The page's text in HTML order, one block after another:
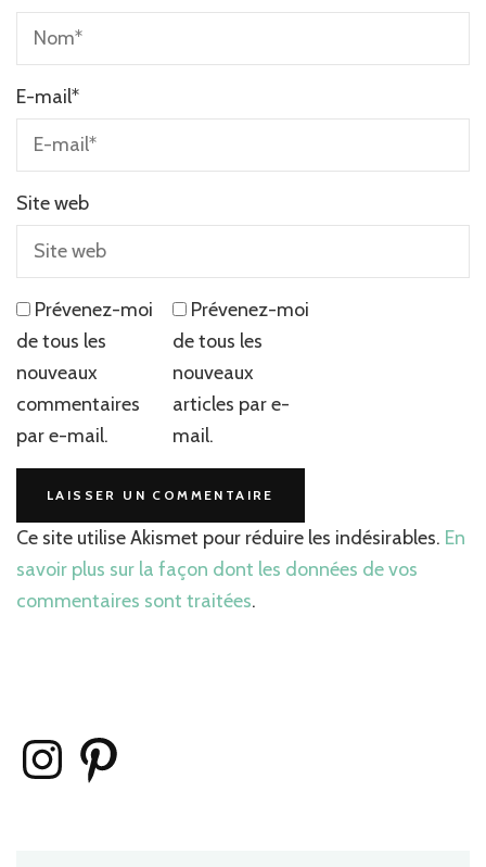
E-mail*
Site web
Prévenez-moi
de tous les
nouveaux
commentaires
par e-mail.
Prévenez-moi
de tous les
nouveaux
articles par e-
mail.
Ce site utilise Akismet pour réduire les indésirables. En
savoir plus sur la façon dont les données de vos
commentaires sont traitées.
InstagramPinterest